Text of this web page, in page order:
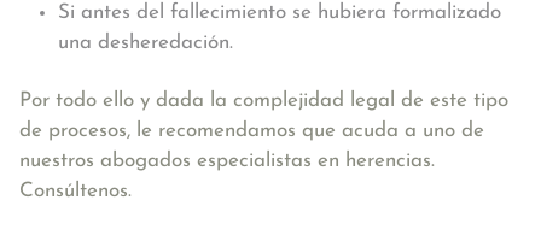
Si antes del fallecimiento se hubiera formalizado
una desheredación.
Por todo ello y dada la complejidad legal de este tipo
de procesos, le recomendamos que acuda a uno de
nuestros abogados especialistas en herencias.
Consúltenos.